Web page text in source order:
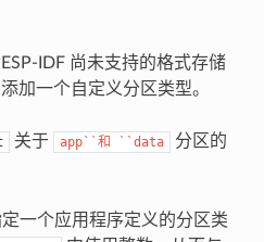
IDF 尚未支持的格式存储
加一个自定义分区类型。
关于 app``和 ``data
分区的
一个应用程序定义的分区类